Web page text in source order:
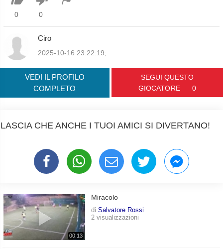
0 0
Ciro
2025-10-16 23:22:19;
VEDI IL PROFILO
COMPLETO
SEGUI QUESTO
GIOCATORE
0
LASCIA CHE ANCHE I TUOI AMICI SI DIVERTANO!
00:13
Miracolo
di Salvatore Rossi
2 visualizzazioni